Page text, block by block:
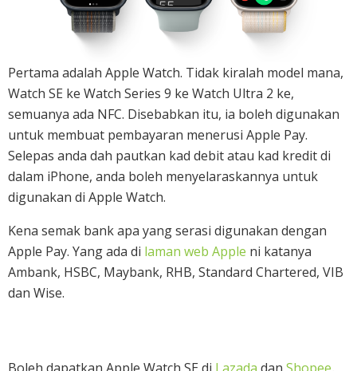
Pertama adalah Apple Watch. Tidak kiralah model mana,
Watch SE ke Watch Series 9 ke Watch Ultra 2 ke,
semuanya ada NFC. Disebabkan itu, ia boleh digunakan
untuk membuat pembayaran menerusi Apple Pay.
Selepas anda dah pautkan kad debit atau kad kredit di
dalam iPhone, anda boleh menyelaraskannya untuk
digunakan di Apple Watch.
Kena semak bank apa yang serasi digunakan dengan
Apple Pay. Yang ada di laman web Apple ni katanya
Ambank, HSBC, Maybank, RHB, Standard Chartered, VIB
dan Wise.